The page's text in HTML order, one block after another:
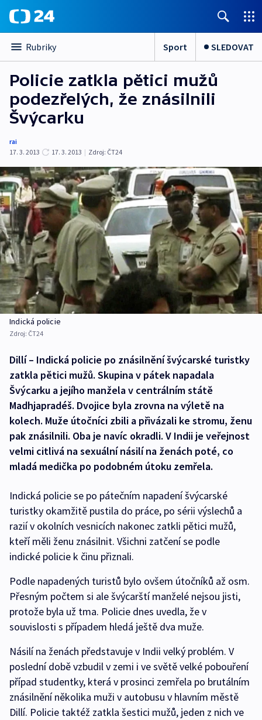
Rubriky Sport SLEDOVAT
Policie zatkla pětici mužů
podezřelých, že znásilnili
Švýcarku
rai
17. 3. 2013
17. 3. 2013 | Zdroj: ČT24
Indická policie
Zdroj: ČT24
Dillí – Indická policie po znásilnění švýcarské turistky
zatkla pětici mužů. Skupina v pátek napadala
Švýcarku a jejího manžela v centrálním státě
Madhjapradéš. Dvojice byla zrovna na výletě na
kolech. Muže útočníci zbili a přivázali ke stromu, ženu
pak znásilnili. Oba je navíc okradli. V Indii je veřejnost
velmi citlivá na sexuální násilí na ženách poté, co
mladá medička po podobném útoku zemřela.
Indická policie se po pátečním napadení švýcarské
turistky okamžitě pustila do práce, po sérii výslechů a
razií v okolních vesnicích nakonec zatkli pětici mužů,
kteří měli ženu znásilnit. Všichni zatčení se podle
indické policie k činu přiznali.
Podle napadených turistů bylo ovšem útočníků až osm.
Přesným počtem si ale švýcarští manželé nejsou jisti,
protože byla už tma. Policie dnes uvedla, že v
souvislosti s případem hledá ještě dva muže.
Násilí na ženách představuje v Indii velký problém. V
poslední době vzbudil v zemi i ve světě velké pobouření
případ studentky, která v prosinci zemřela po brutálním
znásilnění několika muži v autobusu v hlavním městě
Dillí. Policie taktéž zatkla šestici mužů, jeden z nich ve